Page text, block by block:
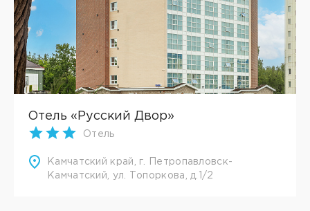
Отель «Русский Двор»
Отель
Камчатский край, г. Петропавловск-
Камчатский, ул. Топоркова, д.1/2